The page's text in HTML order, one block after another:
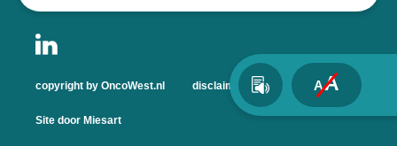
copyright by OncoWest.nl disclaimer privacyverklaring
Site door Miesart
AA